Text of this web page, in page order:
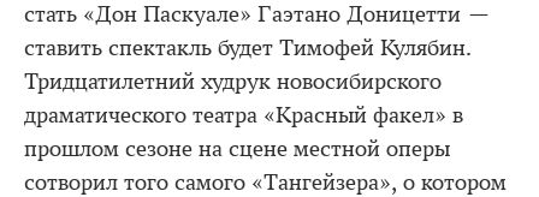
стать «Дон Паскуале» Гаэтано Доницетти —
ставить спектакль будет Тимофей Кулябин.
Тридцатилетний худрук новосибирского
драматического театра «Красный факел» в
прошлом сезоне на сцене местной оперы
сотворил того самого «Тангейзера», о котором